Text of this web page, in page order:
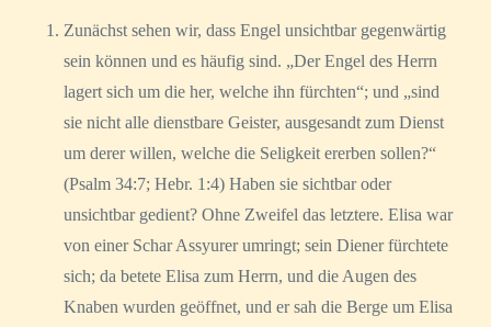
Zunächst sehen wir, dass Engel unsichtbar gegenwärtig
sein können und es häufig sind. „Der Engel des Herrn
lagert sich um die her, welche ihn fürchten“; und „sind
sie nicht alle dienstbare Geister, ausgesandt zum Dienst
um derer willen, welche die Seligkeit ererben sollen?“
(Psalm 34:7; Hebr. 1:4) Haben sie sichtbar oder
unsichtbar gedient? Ohne Zweifel das letztere. Elisa war
von einer Schar Assyurer umringt; sein Diener fürchtete
sich; da betete Elisa zum Herrn, und die Augen des
Knaben wurden geöffnet, und er sah die Berge um Elisa